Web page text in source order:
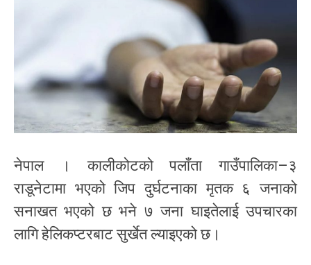
नेपाल । कालीकोटको पलाँता गाउँपालिका–३
राडूनेटामा भएको जिप दुर्घटनाका मृतक ६ जनाको
सनाखत भएको छ भने ७ जना घाइतेलाई उपचारका
लागि हेलिकप्टरबाट सुर्खेत ल्याइएको छ।